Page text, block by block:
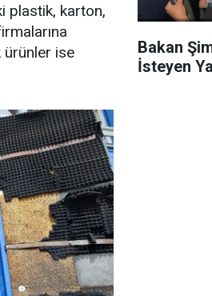
plastik, karton,
ürünler ise
Bakan
İsteyen